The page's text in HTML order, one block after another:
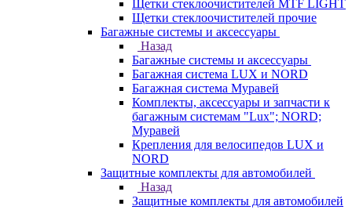
Щетки стеклоочистителей MTF LIGHT
Щетки стеклоочистителей прочие
Багажные системы и аксессуары
Назад
Багажные системы и аксессуары
Багажная система LUX и NORD
Багажная система Муравей
Комплекты, аксессуары и запчасти к
багажным системам "Lux"; NORD;
Муравей
Крепления для велосипедов LUX и
NORD
Защитные комплекты для автомобилей
Назад
Защитные комплекты для автомобилей